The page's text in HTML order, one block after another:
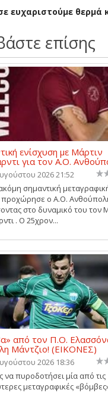
ευχαριστούμε θερμά
επίσης
ενίσχυση με Μάρτιν
για τον Α.Ο.
2026 21:52
σημαντική
προχώρησε ο Α.Ο.
στο δυναμικό του τον
. Ο 25χρον...
από τον Π.Ο.
Μάντζιο! (ΕΙΚΟΝΕΣ)
2026 18:36
να πυροδοτήσει μία από τις
μεταγραφικές